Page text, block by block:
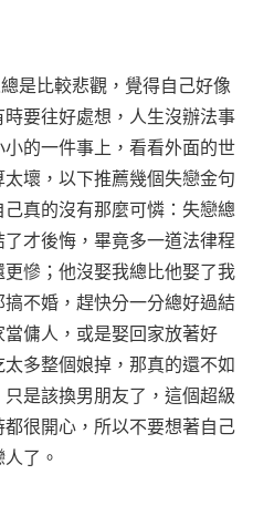
是比較悲觀，覺得自己好像
要往好處想，人生沒辦法事
的一件事上，看看外面的世
壞，以下推薦幾個失戀金句
真的沒有那麼可憐： 失戀總
了才後悔，畢竟多一道法律程
慘； 他沒娶我總比他娶了我
搞不婚，趕快分一分總好過結
傭人，或是娶回家放著好
多整個娘掉，那真的還不如
是該換男朋友了 ，這個超級
很開心，所以不要想著自己
了。